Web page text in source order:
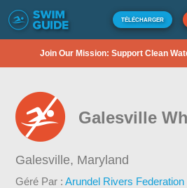
TÉLÉCHARGER
Join Our Mission: Support Clean
Galesville
Galesville, Maryland
Géré Par :Arundel Rivers Federation